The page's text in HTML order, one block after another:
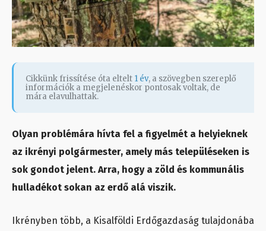
Cikkünk frissítése óta eltelt 1 év, a szövegben szereplő
információk a megjelenéskor pontosak voltak, de
mára elavulhattak.
Olyan problémára hívta fel a figyelmét a helyieknek
az ikrényi polgármester, amely más településeken is
sok gondot jelent. Arra, hogy a zöld és kommunális
hulladékot sokan az erdő alá viszik.
Ikrényben több, a Kisalföldi Erdőgazdaság tulajdonába